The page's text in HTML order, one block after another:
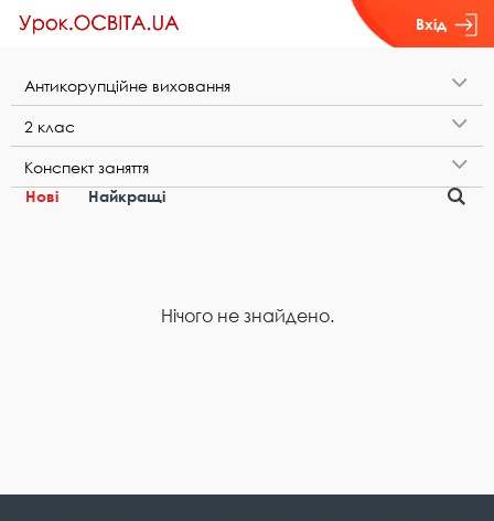
Вхід
А​н​т​и​к​о​р​у​п​ц​і​й​н​е​ ​в​и​х​о​в​а​н​н​я
2​ ​к​л​а​с
К​о​н​с​п​е​к​т​ ​з​а​н​я​т​т​я
Нові
Найкращі
Нічого не знайдено.